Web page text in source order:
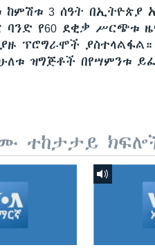
ከምሽቱ 3 ሰዓት በኢትዮጵያ
ባንድ የ60 ደቂቃ ሥርጭቱ
ፕሮግራሞች
ዝግጅቶች በየሣምንቱ
ተከታታይ